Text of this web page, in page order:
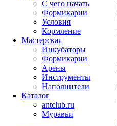
С чего начать
Формикарии
Условия
Кормление
Мастерская
Инкубаторы
Формикарии
Арены
Инструменты
Наполнители
Каталог
antclub.ru
Муравьи